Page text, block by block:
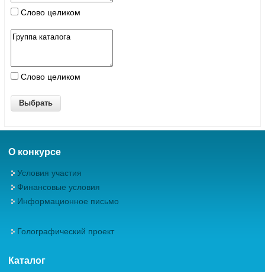
Слово целиком
Слово целиком
О конкурсе
Условия участия
Финансовые условия
Информационное письмо
Голографический проект
Каталог